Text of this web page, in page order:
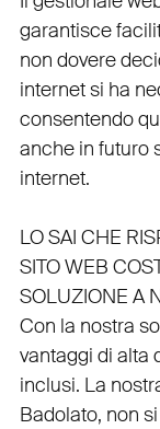
garantisce
non dovere
internet si ha
consentendo
anche in futuro
internet.
LO SAI CHE
SITO WEB
SOLUZIONE A
Con la nostra
vantaggi di alta
inclusi. La
Badolato, non